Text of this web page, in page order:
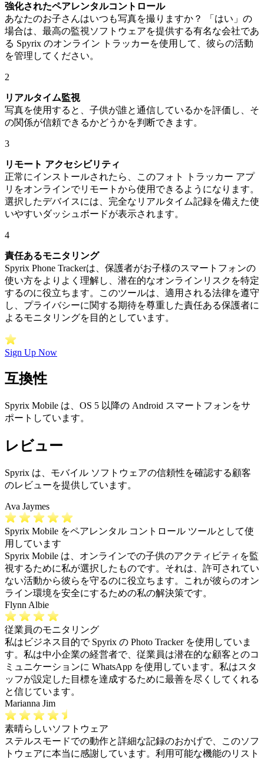
強化されたペアレンタルコントロール
あなたのお子さんはいつも写真を撮りますか？ 「はい」の
場合は、最高の監視ソフトウェアを提供する有名な会社であ
る Spyrix のオンライン トラッカーを使用して、彼らの活動
を管理してください。
2
リアルタイム監視
写真を使用すると、子供が誰と通信しているかを評価し、そ
の関係が信頼できるかどうかを判断できます。
3
リモート アクセシビリティ
正常にインストールされたら、このフォト トラッカー アプ
リをオンラインでリモートから使用できるようになります。
選択したデバイスには、完全なリアルタイム記録を備えた使
いやすいダッシュボードが表示されます。
4
責任あるモニタリング
Spyrix Phone Trackerは、保護者がお子様のスマートフォンの
使い方をよりよく理解し、潜在的なオンラインリスクを特定
するのに役立ちます。このツールは、適用される法律を遵守
し、プライバシーに関する期待を尊重した責任ある保護者に
よるモニタリングを目的としています。
Sign Up Now
互換性
Spyrix Mobile は、OS 5 以降の Android スマートフォンをサ
ポートしています。
レビュー
Spyrix は、モバイル ソフトウェアの信頼性を確認する顧客
のレビューを提供しています。
Ava Jaymes
Spyrix Mobile をペアレンタル コントロール ツールとして使
用しています
Spyrix Mobile は、オンラインでの子供のアクティビティを監
視するために私が選択したものです。それは、許可されてい
ない活動から彼らを守るのに役立ちます。これが彼らのオン
ライン環境を安全にするための私の解決策です。
Flynn Albie
従業員のモニタリング
私はビジネス目的で Spyrix の Photo Tracker を使用していま
す。私は中小企業の経営者で、従業員は潜在的な顧客とのコ
ミュニケーションに WhatsApp を使用しています。私はスタ
ッフが設定した目標を達成するために最善を尽くしてくれる
と信じています。
Marianna Jim
素晴らしいソフトウェア
ステルスモードでの動作と詳細な記録のおかげで、このソフ
トウェアに本当に感謝しています。利用可能な機能のリスト